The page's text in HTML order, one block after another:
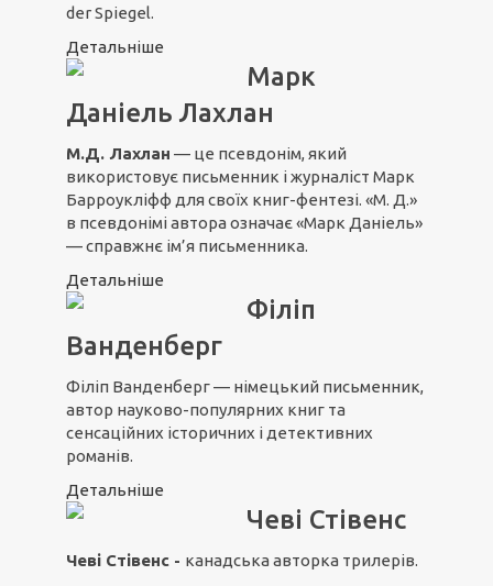
der Spiegel.
Детальніше
Марк
Даніель Лахлан
М.Д. Лахлан — це псевдонім, який
використовує письменник і журналіст Марк
Барроукліфф для своїх книг-фентезі. «М. Д.»
в псевдонімі автора означає «Марк Даніель»
— справжнє ім’я письменника.
Детальніше
Філіп
Ванденберг
Філіп Ванденберг — німецький письменник,
автор науково-популярних книг та
сенсаційних історичних і детективних
романів.
Детальніше
Чеві Стівенс
Чеві Стівенс - канадська авторка трилерів.